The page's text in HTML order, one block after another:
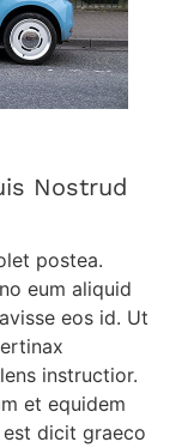
Nostrud
postea.
eum aliquid
eos id. Ut
instructior.
et equidem
dicit graeco